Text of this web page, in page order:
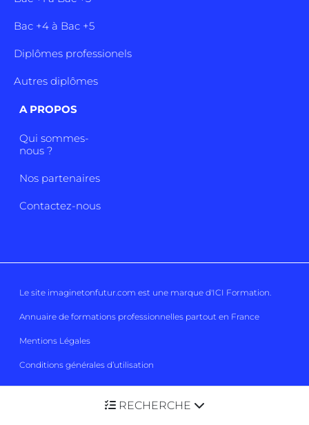
RECHERCHE
Bac +4 à Bac +5
Diplômes professionels
Autres diplômes
A PROPOS
Qui sommes-
nous ?
Nos partenaires
Contactez-nous
Le site imaginetonfutur.com est une marque d'ICI Formation.
Annuaire de formations professionnelles partout en France
Mentions Légales
Conditions générales d’utilisation
Protection de la vie privée
Conditions générales de vente